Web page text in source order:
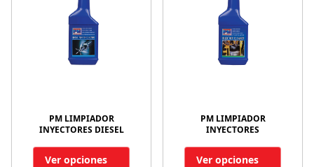
PM LIMPIADOR
INYECTORES DIESEL
Ver opciones
PM LIMPIADOR
INYECTORES
Ver opciones